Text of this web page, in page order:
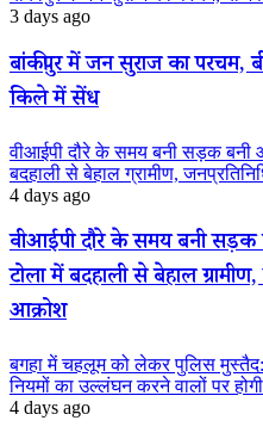
3 days ago
बांकीपुर में जन सुराज का परचम,
किले में सेंध
वीआईपी दौरे के समय बनी सड़क बनी
बदहाली से बेहाल ग्रामीण,
4 days ago
वीआईपी दौरे के समय बनी सड़क
टोला में बदहाली से बेहाल ग्रामीण,
आक्रोश
बगहा में चहलूम को लेकर पुलिस मुस्तैद:
नियमों का उल्लंघन करने वालों पर
4 days ago